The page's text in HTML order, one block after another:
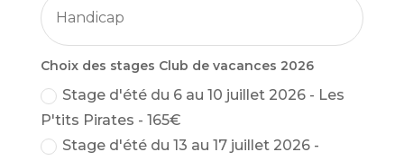
Choix des stages Club de vacances 2026
Stage d'été du 6 au 10 juillet 2026 - Les
P'tits Pirates - 165€
Stage d'été du 13 au 17 juillet 2026 -